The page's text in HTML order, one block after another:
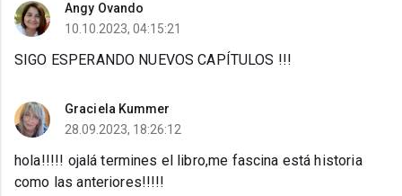
Angy Ovando
10.10.2023, 04:15:21
SIGO ESPERANDO NUEVOS CAPÍTULOS !!!
Graciela Kummer
28.09.2023, 18:26:12
hola!!!!! ojalá termines el libro,me fascina está historia
como las anteriores!!!!!